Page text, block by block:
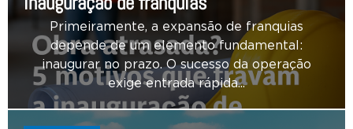
Primeiramente, a expansão de franquias
depende de um elemento fundamental:
inaugurar no prazo. O sucesso da operação
exige entrada rápida...